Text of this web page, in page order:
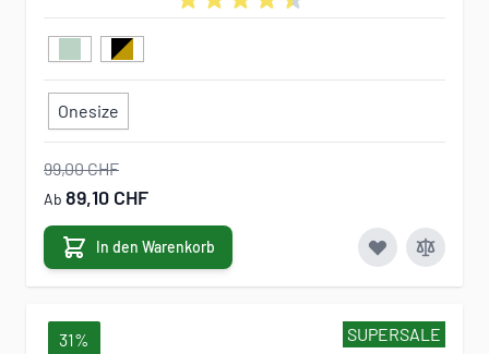
Onesize
99,00 CHF
Ab 89,10 CHF
In den Warenkorb
SUPERSALE
31%